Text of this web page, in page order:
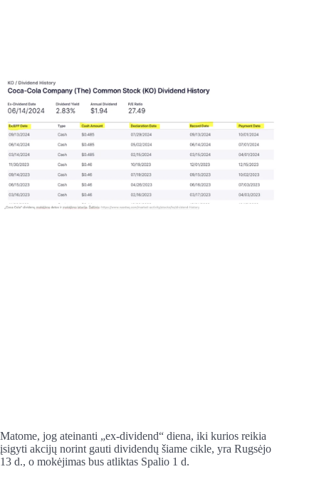
Matome, jog ateinanti „ex-dividend“ diena, iki kurios reikia
įsigyti akcijų norint gauti dividendų šiame cikle, yra Rugsėjo
13 d., o mokėjimas bus atliktas Spalio 1 d.